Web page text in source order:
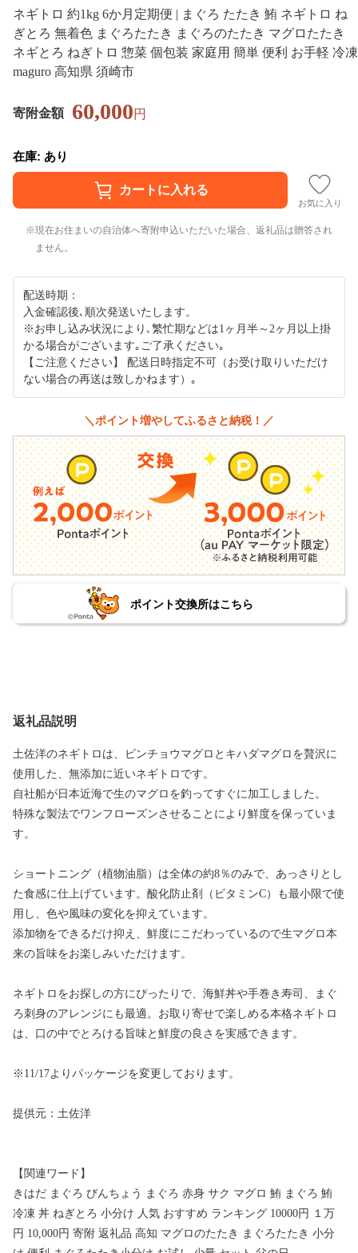
ネギトロ 約1kg 6か月定期便 | まぐろ たたき 鮪 ネギトロ ね
ぎとろ 無着色 まぐろたたき まぐろのたたき マグロたたき
ネギとろ ねぎトロ 惣菜 個包装 家庭用 簡単 便利 お手軽 冷凍
maguro 高知県 須崎市
寄附金額 60,000円
在庫: あり
お気に入り
現在お住まいの自治体へ寄附申込いただいた場合、返礼品は贈答され
ません。
配送時期：
入金確認後､順次発送いたします。
※お申し込み状況により､繁忙期などは1ヶ月半～2ヶ月以上掛
かる場合がございます｡ご了承ください｡
【ご注意ください】 配送日時指定不可（お受け取りいただけ
ない場合の再送は致しかねます）｡
＼ポイント増やしてふるさと納税！／
ポイント交換所はこちら
返礼品説明
土佐洋のネギトロは、ビンチョウマグロとキハダマグロを贅沢に
使用した、無添加に近いネギトロです。
自社船が日本近海で生のマグロを釣ってすぐに加工しました。
特殊な製法でワンフローズンさせることにより鮮度を保っていま
す。
ショートニング（植物油脂）は全体の約8％のみで、あっさりとし
た食感に仕上げています。酸化防止剤（ビタミンC）も最小限で使
用し、色や風味の変化を抑えています。
添加物をできるだけ抑え、鮮度にこだわっているので生マグロ本
来の旨味をお楽しみいただけます。
ネギトロをお探しの方にぴったりで、海鮮丼や手巻き寿司、まぐ
ろ刺身のアレンジにも最適。お取り寄せで楽しめる本格ネギトロ
は、口の中でとろける旨味と鮮度の良さを実感できます。
※11/17よりパッケージを変更しております。
提供元：土佐洋
【関連ワード】
きはだ まぐろ びんちょう まぐろ 赤身 サク マグロ 鮪 まぐろ 鮪
冷凍 丼 ねぎとろ 小分け 人気 おすすめ ランキング 10000円 １万
円 10,000円 寄附 返礼品 高知 マグロのたたき まぐろたたき 小分